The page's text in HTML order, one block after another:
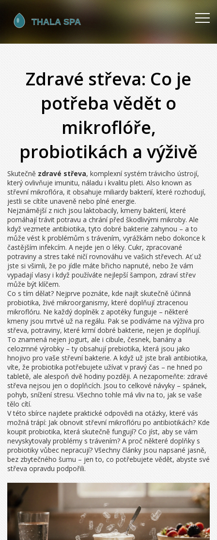
Zdravé střeva: Co je
potřeba vědět o
mikroflóře,
probiotikách a výživě
Skutečně zdravé střeva, komplexní systém trávicího ústrojí,
který ovlivňuje imunitu, náladu i kvalitu pleti. Also known as
střevní mikroflóra, it obsahuje miliardy bakterií, které rozhodují,
jestli se cítíte unaveně nebo plné energie.
Nejznámější z nich jsou laktobacily, kmeny bakterií, které
pomáhají trávit potravu a chrání před škodlivými mikroby. Ale
když vezmete antibiotika, tyto dobré bakterie zahynou – a to
může vést k problémům s trávením, vyrážkám nebo dokonce k
častějším infekcím. A nejde jen o léky. Cukr, zpracované
potraviny a stres také ničí rovnováhu ve vašich střevech. Ať už
jste si všimli, že po jídle máte břicho napnuté, nebo že vám
vypadají vlasy i když používáte nejlepší šampon, zdraví střev
může být klíčem.
Co s tím dělat? Nejprve poznáte, kde najít skutečně účinná
probiotika, živé mikroorganismy, které doplňují ztracenou
mikroflóru. Ne každý doplněk z apotéky funguje – některé
kmeny jsou mrtvé už na regálu. Pak se podíváme na výživa pro
střeva, potraviny, které krmí dobré bakterie, nejen je doplňují.
To znamená nejen jogurt, ale i cibule, česnek, banány a
celozrnné výrobky – ty obsahujíprebiotika, která jsou jako
hnojivo pro vaše střevní bakterie. A když už jste brali antibiotika,
víte, že probiotika potřebujete užívat v pravý čas – ne hned po
tabletě, ale alespoň dvě hodiny později. A nezapomeňte: zdravé
střeva nejsou jen o doplňcích. Jsou to celkové návyky – spánek,
pohyb, snížení stresu. Všechno tohle má vliv na to, jak se vaše
tělo cítí.
V této sbírce najdete praktické odpovědi na otázky, které vás
možná trápí: Jak obnovit střevní mikroflóru po antibiotikách? Kde
koupit probiotika, která skutečně fungují? Co jíst, aby se vám
nevyskytovaly problémy s trávením? A proč některé doplňky s
probiotiky vůbec nepracují? Všechny články jsou napsané jasně,
bez zbytečného šumu – jen to, co potřebujete vědět, abyste své
střeva opravdu podpořili.